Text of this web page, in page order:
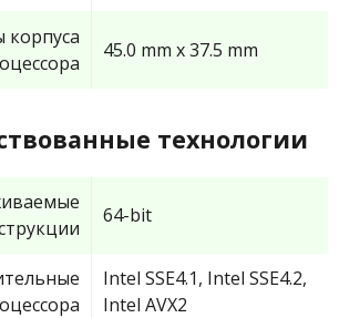
корпуса
45.0 mm x 37.5 mm
технологии
64-bit
Intel SSE4.1, Intel SSE4.2,
Intel AVX2